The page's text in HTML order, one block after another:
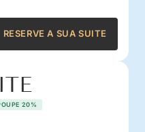
RESERVE A SUA SUITE
20%